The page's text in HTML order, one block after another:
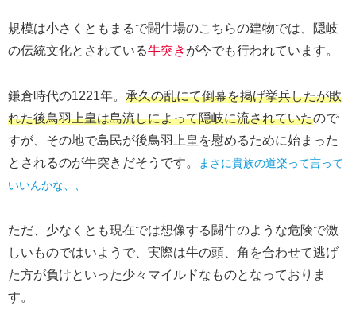
規模は小さくともまるで闘牛場のこちらの建物では、隠岐
の伝統文化とされている牛突き が今でも行われています。
鎌倉時代の1221年。 承久の乱にて倒幕を掲げ挙兵したが敗
れた後鳥羽上皇は島流しによって隠岐に流されていたので
すが、その地で島民が後鳥羽上皇を慰めるために始まった
とされるのが牛突きだそうです。
まさに貴族の道楽って言って
いいんかな、、
ただ、少なくとも現在では想像する闘牛のような危険で激
しいものではいようで、実際は牛の頭、角を合わせて逃げ
た方が負けといった少々マイルドなものとなっておりま
す。